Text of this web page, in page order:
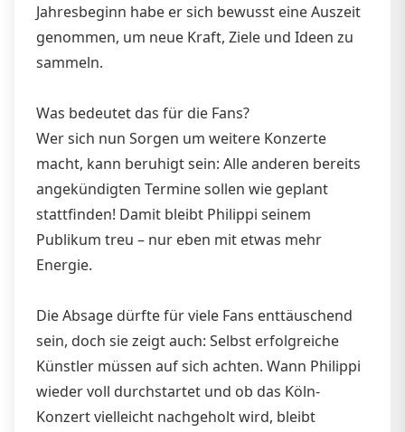
Jahresbeginn habe er sich bewusst eine Auszeit
genommen, um neue Kraft, Ziele und Ideen zu
sammeln.
Was bedeutet das für die Fans?
Wer sich nun Sorgen um weitere Konzerte
macht, kann beruhigt sein: Alle anderen bereits
angekündigten Termine sollen wie geplant
stattfinden! Damit bleibt Philippi seinem
Publikum treu – nur eben mit etwas mehr
Energie.
Die Absage dürfte für viele Fans enttäuschend
sein, doch sie zeigt auch: Selbst erfolgreiche
Künstler müssen auf sich achten. Wann Philippi
wieder voll durchstartet und ob das Köln-
Konzert vielleicht nachgeholt wird, bleibt